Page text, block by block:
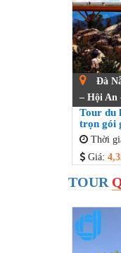
Đà
– Hội An
Tour du
trọn gói
Thời
Giá:
TOUR